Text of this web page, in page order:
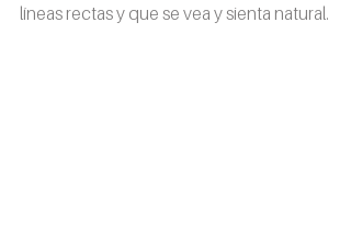
líneas rectas y que se vea y sienta natural.